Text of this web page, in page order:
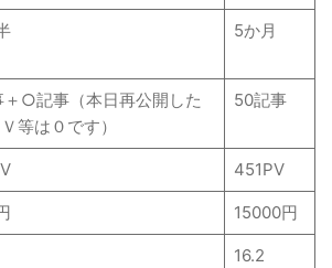
5か月
＋○記事（本日再公開した
等は０です）
50記事
451PV
15000円
16.2